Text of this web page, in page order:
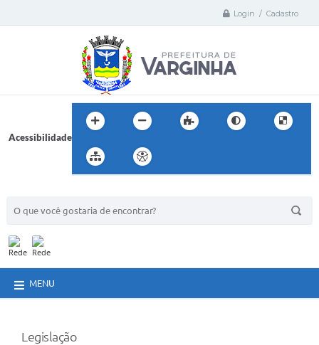
Login / Cadastro
Acessibilidade
MENU
Legislação